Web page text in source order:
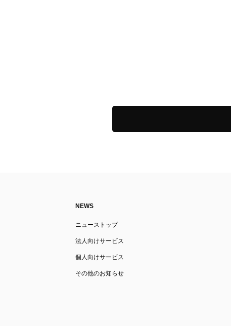
NEWS
ニューストップ
法人向けサービス
個人向けサービス
その他のお知らせ